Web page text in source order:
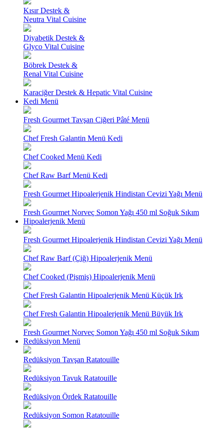
Kısır Destek &
Neutra Vital Cuisine
Diyabetik Destek &
Glyco Vital Cuisine
Böbrek Destek &
Renal Vital Cuisine
Karaciğer Destek & Hepatic Vital Cuisine
Kedi Menü
Fresh Gourmet Tavşan Ciğeri Pâté Menü
Chef Fresh Galantin Menü Kedi
Chef Cooked Menü Kedi
Chef Raw Barf Menü Kedi
Fresh Gourmet Hipoalerjenik Hindistan Cevizi Yağı Menü
Fresh Gourmet Norveç Somon Yağı 450 ml Soğuk Sıkım
Hipoalerjenik Menü
Fresh Gourmet Hipoalerjenik Hindistan Cevizi Yağı Menü
Chef Raw Barf (Çiğ) Hipoalerjenik Menü
Chef Cooked (Pişmiş) Hipoalerjenik Menü
Chef Fresh Galantin Hipoalerjenik Menü Küçük Irk
Chef Fresh Galantin Hipoalerjenik Menü Büyük Irk
Fresh Gourmet Norveç Somon Yağı 450 ml Soğuk Sıkım
Redüksiyon Menü
Redüksiyon Tavşan Ratatouille
Redüksiyon Tavuk Ratatouille
Redüksiyon Ördek Ratatouille
Redüksiyon Somon Ratatouille